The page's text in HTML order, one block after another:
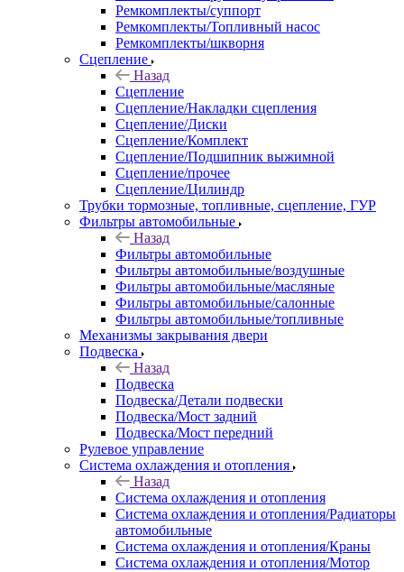
Ремкомплекты/суппорт
Ремкомплекты/Топливный насос
Ремкомплекты/шкворня
Сцепление
Назад
Сцепление
Сцепление/Накладки сцепления
Сцепление/Диски
Сцепление/Комплект
Сцепление/Подшипник выжимной
Сцепление/прочее
Сцепление/Цилиндр
Трубки тормозные, топливные, сцепление, ГУР
Фильтры автомобильные
Назад
Фильтры автомобильные
Фильтры автомобильные/воздушные
Фильтры автомобильные/масляные
Фильтры автомобильные/салонные
Фильтры автомобильные/топливные
Механизмы закрывания двери
Подвеска
Назад
Подвеска
Подвеска/Детали подвески
Подвеска/Мост задний
Подвеска/Мост передний
Рулевое управление
Система охлаждения и отопления
Назад
Система охлаждения и отопления
Система охлаждения и отопления/Радиаторы
автомобильные
Система охлаждения и отопления/Краны
Система охлаждения и отопления/Мотор